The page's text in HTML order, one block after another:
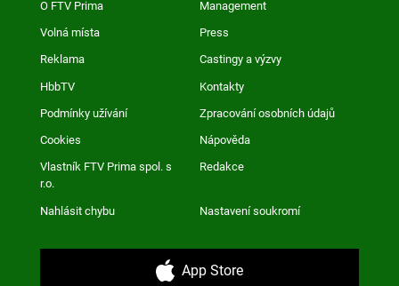
O FTV Prima Management
Volná místa Press
Reklama Castingy a výzvy
HbbTV Kontakty
Podmínky užívání Zpracování osobních údajů
Cookies Nápověda
Vlastník FTV Prima spol. s
r.o.
Redakce
Nahlásit chybu Nastavení soukromí
App Store